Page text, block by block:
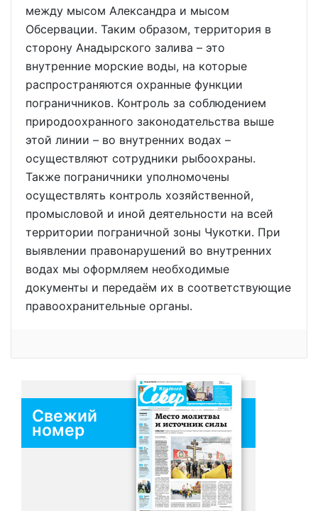
между мысом Александра и мысом
Обсервации. Таким образом, территория в
сторону Анадырского залива – это
внутренние морские воды, на которые
распространяются охранные функции
пограничников. Контроль за соблюдением
природоохранного законодательства выше
этой линии – во внутренних водах –
осуществляют сотрудники рыбоохраны.
Также пограничники уполномочены
осуществлять контроль хозяйственной,
промысловой и иной деятельности на всей
территории пограничной зоны Чукотки. При
выявлении правонарушений во внутренних
водах мы оформляем необходимые
документы и передаём их в соответствующие
правоохранительные органы.
Свежий
номер